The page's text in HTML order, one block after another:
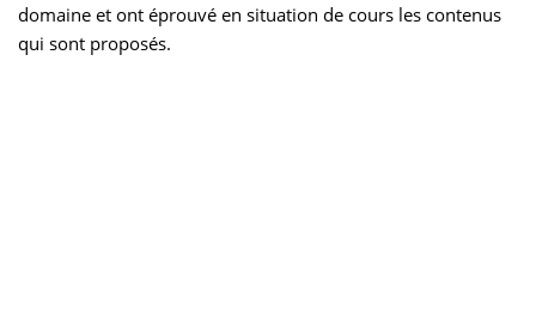
domaine et ont éprouvé en situation de cours les contenus
qui sont proposés.